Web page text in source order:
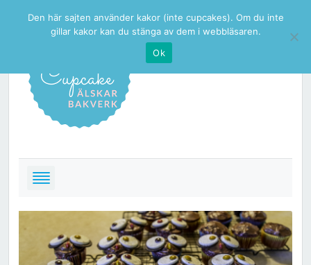
Den här sajten använder kakor (inte cupcakes). Om du inte
gillar kakor kan du stänga av dem i webbläsaren.
Ok